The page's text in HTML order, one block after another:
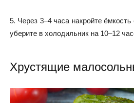
5. Через 3–4 часа накройте
уберите в холодильник на 10–12
Хрустящие